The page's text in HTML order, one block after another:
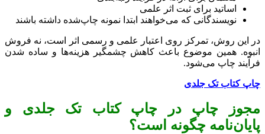
اساتید برای ثبت اثر علمی
نویسندگانی که می‌خواهند ابتدا نمونه چاپ‌شده داشته باشند
در این روش، تمرکز روی اعتبار علمی و رسمی اثر است، نه فروش
انبوه. همین موضوع باعث کاهش چشمگیر هزینه‌ها و ساده شدن
فرآیند چاپ می‌شود.
چاپ کتاب تک جلدی
مجوز چاپ در چاپ کتاب تک جلدی و
پایان‌نامه چگونه است؟